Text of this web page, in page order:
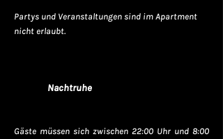
Partys und Veranstaltungen sind im Apartment
nicht erlaubt.
Nachtruhe
Gäste müssen sich zwischen 22:00 Uhr und 8:00